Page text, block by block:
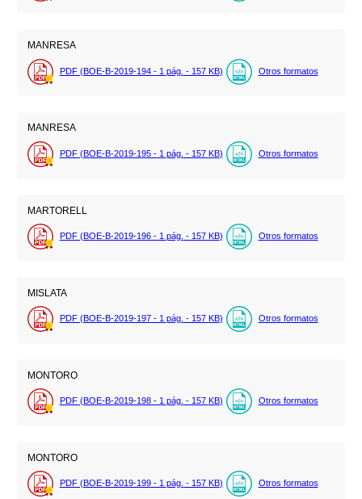
MANRESA
PDF (BOE-B-2019-194 - 1 pág. - 157 KB) Otros formatos
MANRESA
PDF (BOE-B-2019-195 - 1 pág. - 157 KB) Otros formatos
MARTORELL
PDF (BOE-B-2019-196 - 1 pág. - 157 KB) Otros formatos
MISLATA
PDF (BOE-B-2019-197 - 1 pág. - 157 KB) Otros formatos
MONTORO
PDF (BOE-B-2019-198 - 1 pág. - 157 KB) Otros formatos
MONTORO
PDF (BOE-B-2019-199 - 1 pág. - 157 KB) Otros formatos